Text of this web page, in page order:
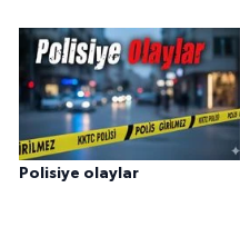
Polisiye olaylar